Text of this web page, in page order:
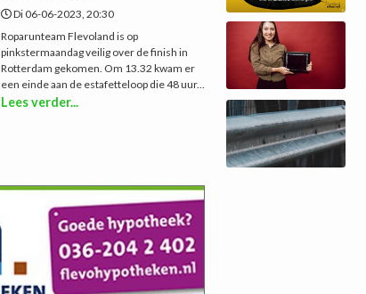
Di 06-06-2023, 20:30
Roparunteam Flevoland is op
pinkstermaandag veilig over de finish in
Rotterdam gekomen. Om 13.32 kwam er
een einde aan de estafetteloop die 48 uur...
Lees verder...